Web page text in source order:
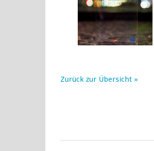
Zurück zur Übersicht »